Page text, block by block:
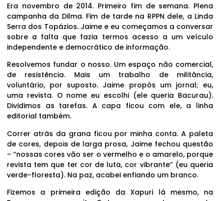
Era novembro de 2014. Primeiro fim de semana. Plena
campanha da Dilma. Fim de tarde na RPPN dele, a Linda
Serra dos Topázios. Jaime e eu começamos a conversar
sobre a falta que fazia termos acesso a um veículo
independente e democrático de informação.
Resolvemos fundar o nosso. Um espaço não comercial,
de resistência. Mais um trabalho de militância,
voluntário, por suposto. Jaime propôs um jornal; eu,
uma revista. O nome eu escolhi (ele queria Bacurau).
Dividimos as tarefas. A capa ficou com ele, a linha
editorial também.
Correr atrás da grana ficou por minha conta. A paleta
de cores, depois de larga prosa, Jaime fechou questão
– “nossas cores vão ser o vermelho e o amarelo, porque
revista tem que ter cor de luta, cor vibrante” (eu queria
verde-floresta). Na paz, acabei enfiando um branco.
Fizemos a primeira edição da Xapuri lá mesmo, na